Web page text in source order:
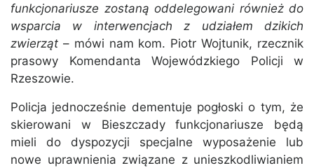
funkcjonariusze zostaną oddelegowani również do
wsparcia w interwencjach z udziałem dzikich
zwierząt – mówi nam kom. Piotr Wojtunik, rzecznik
prasowy Komendanta Wojewódzkiego Policji w
Rzeszowie.
Policja jednocześnie dementuje pogłoski o tym, że
skierowani w Bieszczady funkcjonariusze będą
mieli do dyspozycji specjalne wyposażenie lub
nowe uprawnienia związane z unieszkodliwianiem